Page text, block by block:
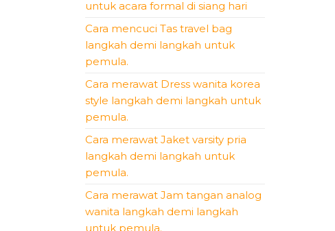
untuk acara formal di siang hari
Cara mencuci Tas travel bag
langkah demi langkah untuk
pemula.
Cara merawat Dress wanita korea
style langkah demi langkah untuk
pemula.
Cara merawat Jaket varsity pria
langkah demi langkah untuk
pemula.
Cara merawat Jam tangan analog
wanita langkah demi langkah
untuk pemula.